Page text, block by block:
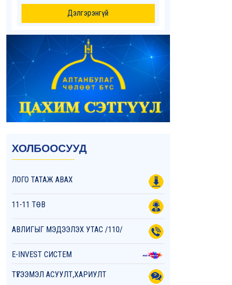
Дэлгэрэнгүй
ХОЛБООСУУД
ЛОГО ТАТАЖ АВАХ
11-11 ТӨВ
АВЛИГЫГ МЭДЭЭЛЭХ УТАС /110/
E-INVEST СИСТЕМ
ТҮГЭЭМЭЛ АСУУЛТ,ХАРИУЛТ